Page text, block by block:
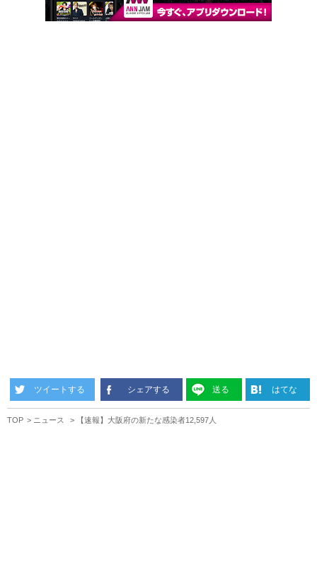
ツイートする シェアする 送る はてな
TOP ニュース 【速報】大阪府の新たな感染者12,597人